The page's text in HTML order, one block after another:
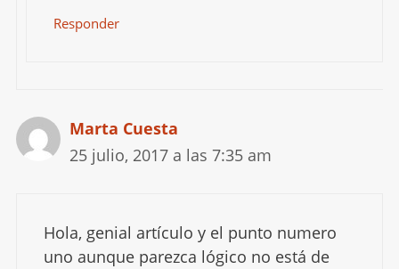
Responder
Marta Cuesta
25 julio, 2017 a las 7:35 am
Hola, genial artículo y el punto numero
uno aunque parezca lógico no está de